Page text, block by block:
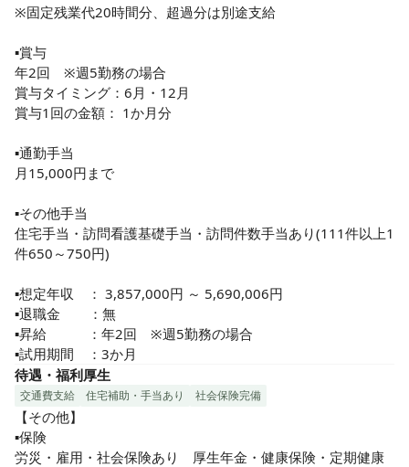
※固定残業代20時間分、超過分は別途支給
▪️賞与
年2回　※週5勤務の場合
賞与タイミング：6月・12月
賞与1回の金額： 1か月分
▪️通勤手当
月15,000円まで
▪️その他手当
住宅手当・訪問看護基礎手当・訪問件数手当あり(111件以上1
件650～750円)
▪️想定年収　： 3,857,000円 ～ 5,690,006円
▪️退職金    　：無
▪️昇給　　　：年2回　※週5勤務の場合
▪️試用期間　：3か月
待遇・福利厚生
交通費支給 住宅補助・手当あり 社会保険完備
【その他】
▪️保険
労災・雇用・社会保険あり　厚生年金・健康保険・定期健康